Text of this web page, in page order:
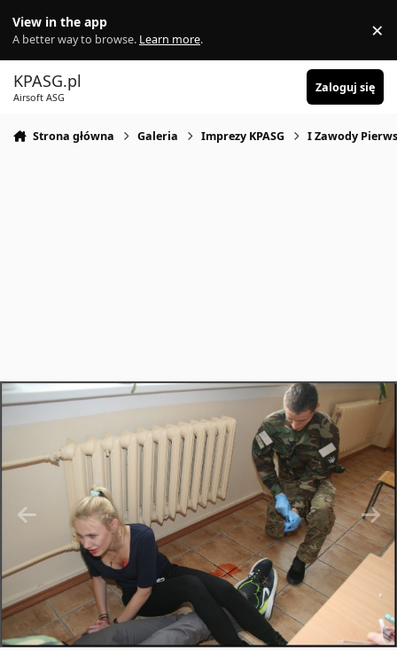
View in the app
A better way to browse. Learn more. ×
KPASG.pl
Airsoft ASG
Zaloguj się
Strona główna Galeria Imprezy KPASG I Zawody